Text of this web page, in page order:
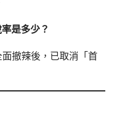
是多少？
面撤辣後，已取消「首